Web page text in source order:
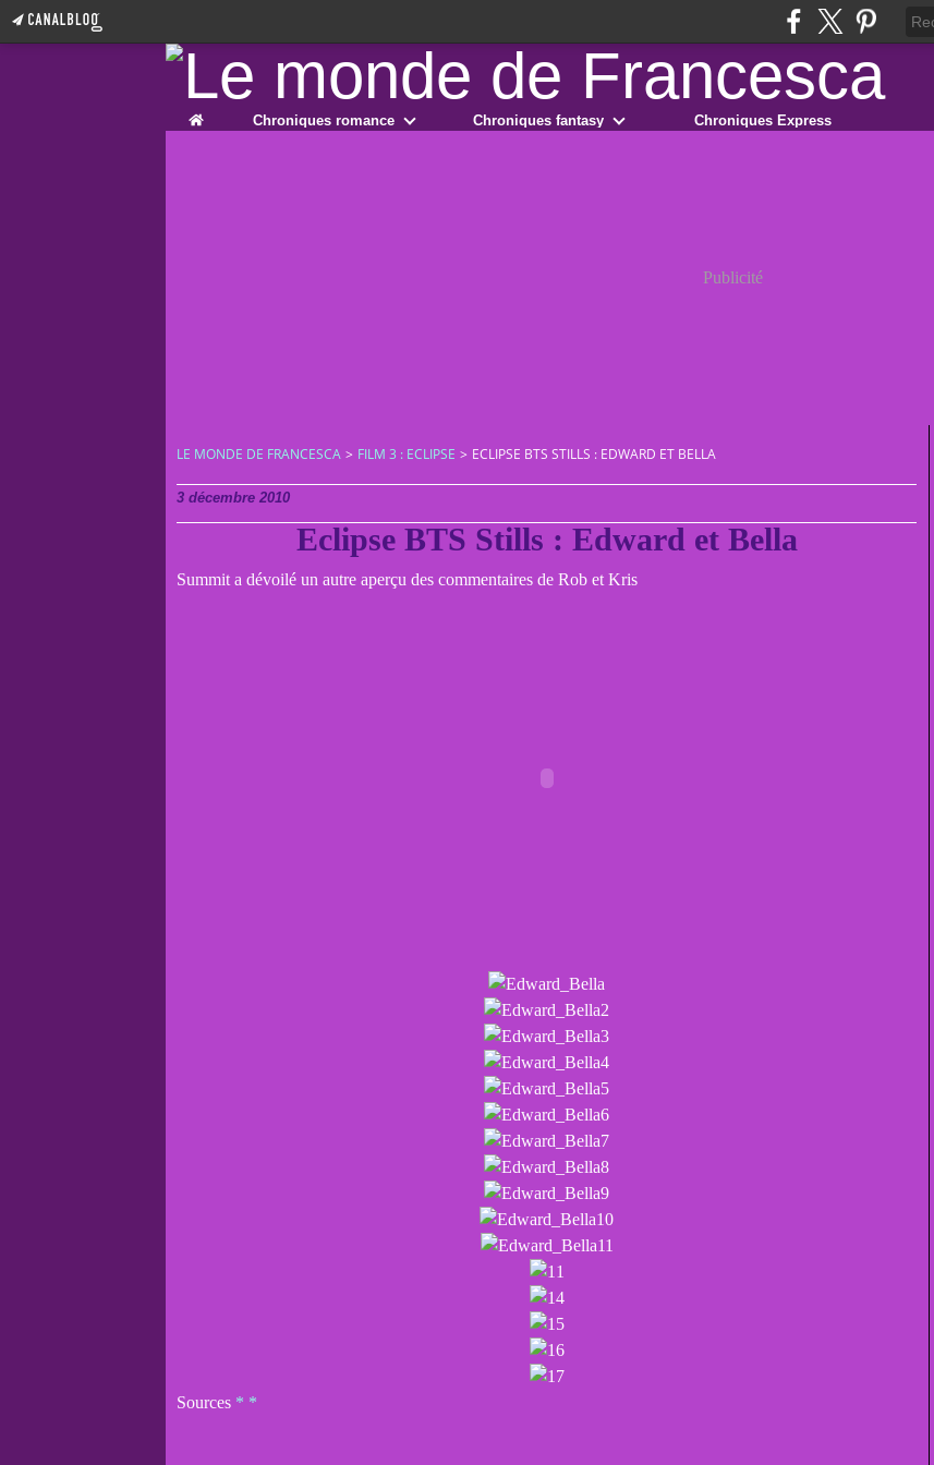
Home Chroniques romance Chroniques fantasy Chroniques Express
Publicité
LE MONDE DE FRANCESCA > FILM 3 : ECLIPSE > ECLIPSE BTS STILLS : EDWARD ET BELLA
3 décembre 2010
Eclipse BTS Stills : Edward et Bella
Summit a dévoilé un autre aperçu des commentaires de Rob et Kris
Sources * *